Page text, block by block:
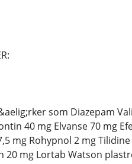
som Diazepam
40 mg Elvanse 70 mg
mg Rohypnol 2 mg
mg Lortab Watson